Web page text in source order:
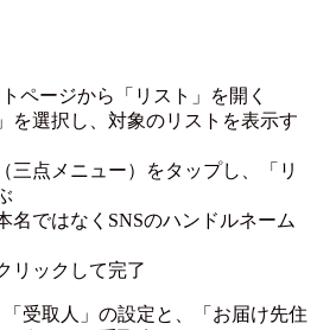
ページから「リスト」を開く
を選択し、対象のリストを表示す
点メニュー）をタップし、「リ
名ではなくSNSのハンドルネーム
リックして完了
受取人」の設定と、「お届け先住